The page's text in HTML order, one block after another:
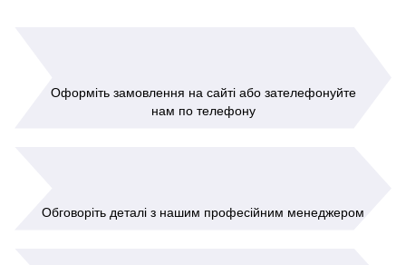
Оформіть замовлення на сайті або зателефонуйте
нам по телефону
Обговоріть деталі з нашим професійним менеджером